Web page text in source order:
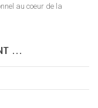
au coeur de la
…